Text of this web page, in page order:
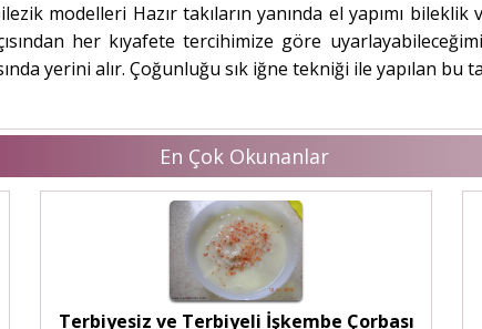
modelleri Hazır takıların yanında el yapımı
her kıyafete tercihimize göre
yerini alır. Çoğunluğu sık iğne tekniği ile yapılan bu
En Çok Okunanlar
Terbiyesiz ve Terbiyeli İşkembe Çorbası